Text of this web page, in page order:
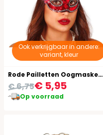
Ook verkrijgbaar in andere:
variant, kleur
Rode Pailletten Oogmasker met Veren
€ 5,95
€ 6,75
Op voorraad